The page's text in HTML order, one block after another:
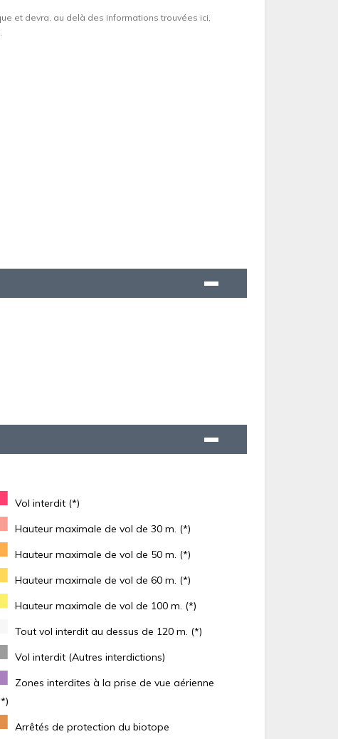
et devra, au delà des informations trouvées ici,
Vol interdit (*)
Hauteur maximale de vol de 30 m. (*)
Hauteur maximale de vol de 50 m. (*)
Hauteur maximale de vol de 60 m. (*)
Hauteur maximale de vol de 100 m. (*)
Tout vol interdit au dessus de 120 m. (*)
Vol interdit (Autres interdictions)
Zones interdites à la prise de vue aérienne
Arrêtés de protection du biotope